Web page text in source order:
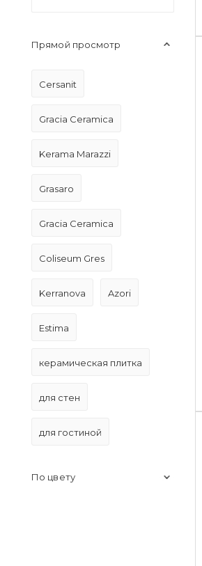
Прямой просмотр
Cersanit
Gracia Ceramica
Kerama Marazzi
Grasaro
Gracia Ceramica
Coliseum Gres
Kerranova Azori
Estima
керамическая плитка
для стен
для гостиной
По цвету